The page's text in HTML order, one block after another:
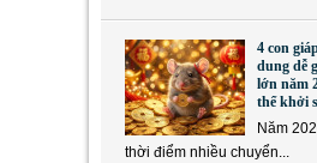
4 con
dung dễ
lớn năm
thể khởi
Năm
thời điểm nhiều chuyển...